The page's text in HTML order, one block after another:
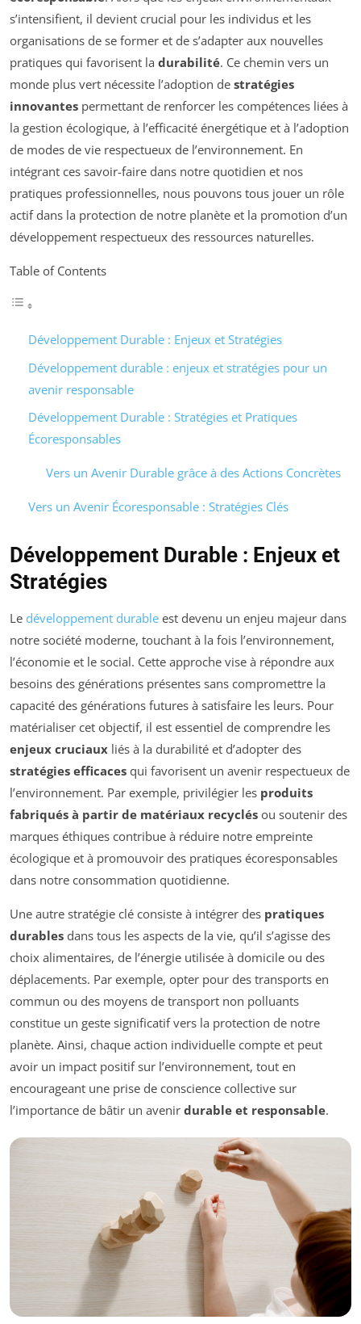
s’intensifient, il devient crucial pour les individus et les
organisations de se former et de s’adapter aux nouvelles
pratiques qui favorisent la durabilité. Ce chemin vers un
monde plus vert nécessite l’adoption de stratégies
innovantes permettant de renforcer les compétences liées à
la gestion écologique, à l’efficacité énergétique et à l’adoption
de modes de vie respectueux de l’environnement. En
intégrant ces savoir-faire dans notre quotidien et nos
pratiques professionnelles, nous pouvons tous jouer un rôle
actif dans la protection de notre planète et la promotion d’un
développement respectueux des ressources naturelles.
Table of Contents
Développement Durable : Enjeux et Stratégies
Développement durable : enjeux et stratégies pour un
avenir responsable
Développement Durable : Stratégies et Pratiques
Écoresponsables
Vers un Avenir Durable grâce à des Actions Concrètes
Vers un Avenir Écoresponsable : Stratégies Clés
Développement Durable : Enjeux et
Stratégies
Le développement durable est devenu un enjeu majeur dans
notre société moderne, touchant à la fois l’environnement,
l’économie et le social. Cette approche vise à répondre aux
besoins des générations présentes sans compromettre la
capacité des générations futures à satisfaire les leurs. Pour
matérialiser cet objectif, il est essentiel de comprendre les
enjeux cruciaux liés à la durabilité et d’adopter des
stratégies efficaces qui favorisent un avenir respectueux de
l’environnement. Par exemple, privilégier les produits
fabriqués à partir de matériaux recyclés ou soutenir des
marques éthiques contribue à réduire notre empreinte
écologique et à promouvoir des pratiques écoresponsables
dans notre consommation quotidienne.
Une autre stratégie clé consiste à intégrer des pratiques
durables dans tous les aspects de la vie, qu’il s’agisse des
choix alimentaires, de l’énergie utilisée à domicile ou des
déplacements. Par exemple, opter pour des transports en
commun ou des moyens de transport non polluants
constitue un geste significatif vers la protection de notre
planète. Ainsi, chaque action individuelle compte et peut
avoir un impact positif sur l’environnement, tout en
encourageant une prise de conscience collective sur
l’importance de bâtir un avenir durable et responsable.